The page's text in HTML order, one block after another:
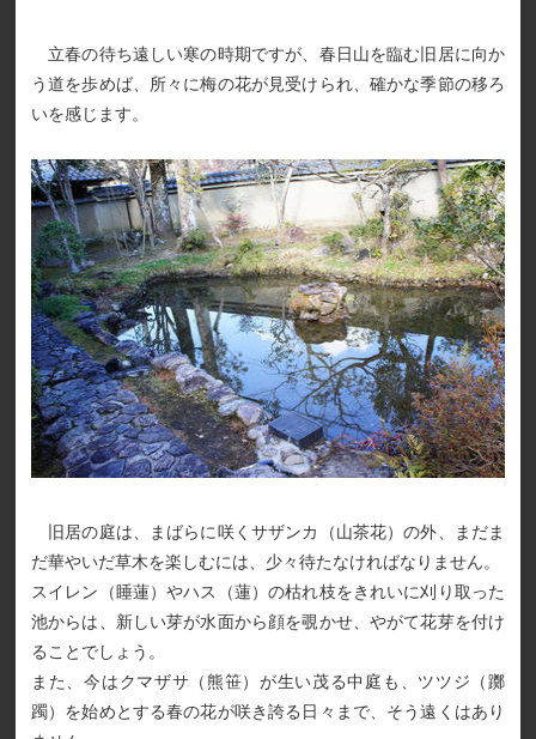
立春の待ち遠しい寒の時期ですが、春日山を臨む旧居に向か
う道を歩めば、所々に梅の花が見受けられ、確かな季節の移ろ
いを感じます。
旧居の庭は、まばらに咲くサザンカ（山茶花）の外、まだま
だ華やいだ草木を楽しむには、少々待たなければなりません。
スイレン（睡蓮）やハス（蓮）の枯れ枝をきれいに刈り取った
池からは、新しい芽が水面から顔を覗かせ、やがて花芽を付け
ることでしょう。
また、今はクマザサ（熊笹）が生い茂る中庭も、ツツジ（躑
躅）を始めとする春の花が咲き誇る日々まで、そう遠くはあり